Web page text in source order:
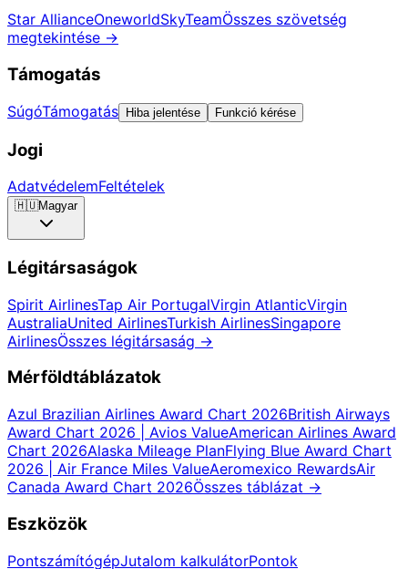
Star AllianceOneworldSkyTeamÖsszes szövetség
megtekintése →
Támogatás
SúgóTámogatás Hiba jelentése Funkció kérése
Jogi
AdatvédelemFeltételek
🇭🇺Magyar
Légitársaságok
Spirit AirlinesTap Air PortugalVirgin AtlanticVirgin
AustraliaUnited AirlinesTurkish AirlinesSingapore
AirlinesÖsszes légitársaság →
Mérföldtáblázatok
Azul Brazilian Airlines Award Chart 2026British Airways
Award Chart 2026 | Avios ValueAmerican Airlines Award
Chart 2026Alaska Mileage PlanFlying Blue Award Chart
2026 | Air France Miles ValueAeromexico RewardsAir
Canada Award Chart 2026Összes táblázat →
Eszközök
PontszámítógépJutalom kalkulátorPontok